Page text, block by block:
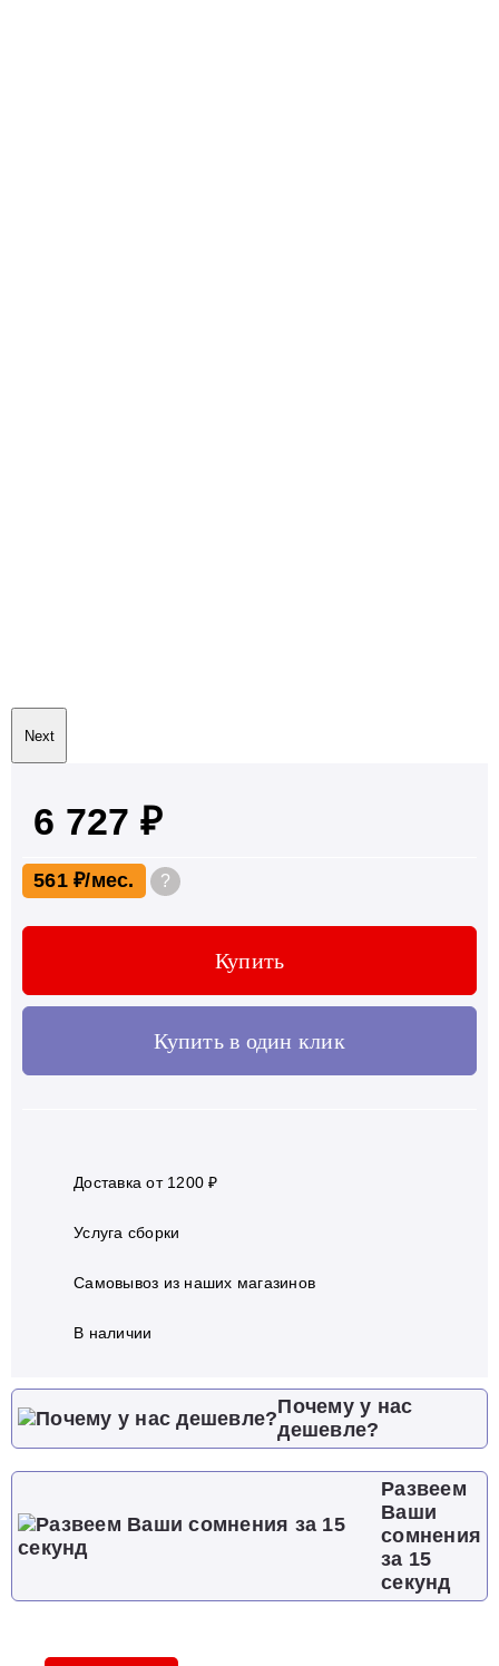
Next
6 727 ₽
561 ₽ ?
Купить
Купить в один клик
Доставка от 1200 ₽
Услуга сборки
Самовывоз из наших магазинов
В наличии
Почему у нас
дешевле?
Развеем
Ваши
сомнения
за 15
секунд